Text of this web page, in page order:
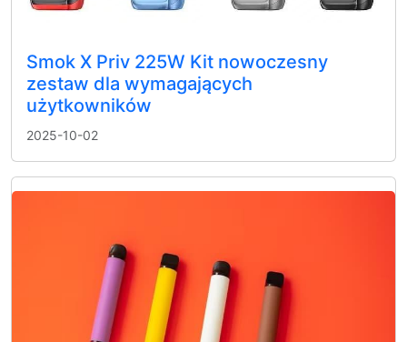
Smok X Priv 225W Kit nowoczesny
zestaw dla wymagających
użytkowników
2025-10-02